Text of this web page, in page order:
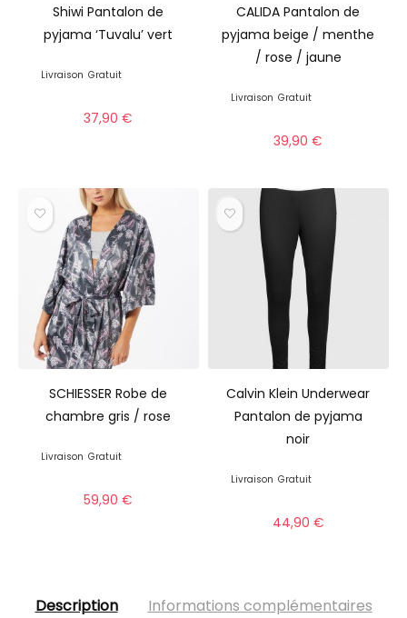
Shiwi Pantalon de
pyjama ‘Tuvalu’ vert
Livraison Gratuit
37,90€
CALIDA Pantalon de
pyjama beige / menthe
/ rose / jaune
Livraison Gratuit
39,90€
SCHIESSER Robe de
chambre gris / rose
Livraison Gratuit
59,90€
Calvin Klein Underwear
Pantalon de pyjama
noir
Livraison Gratuit
44,90 €
Description Informations complémentaires